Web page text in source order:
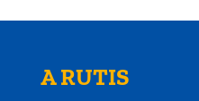
A RUTIS